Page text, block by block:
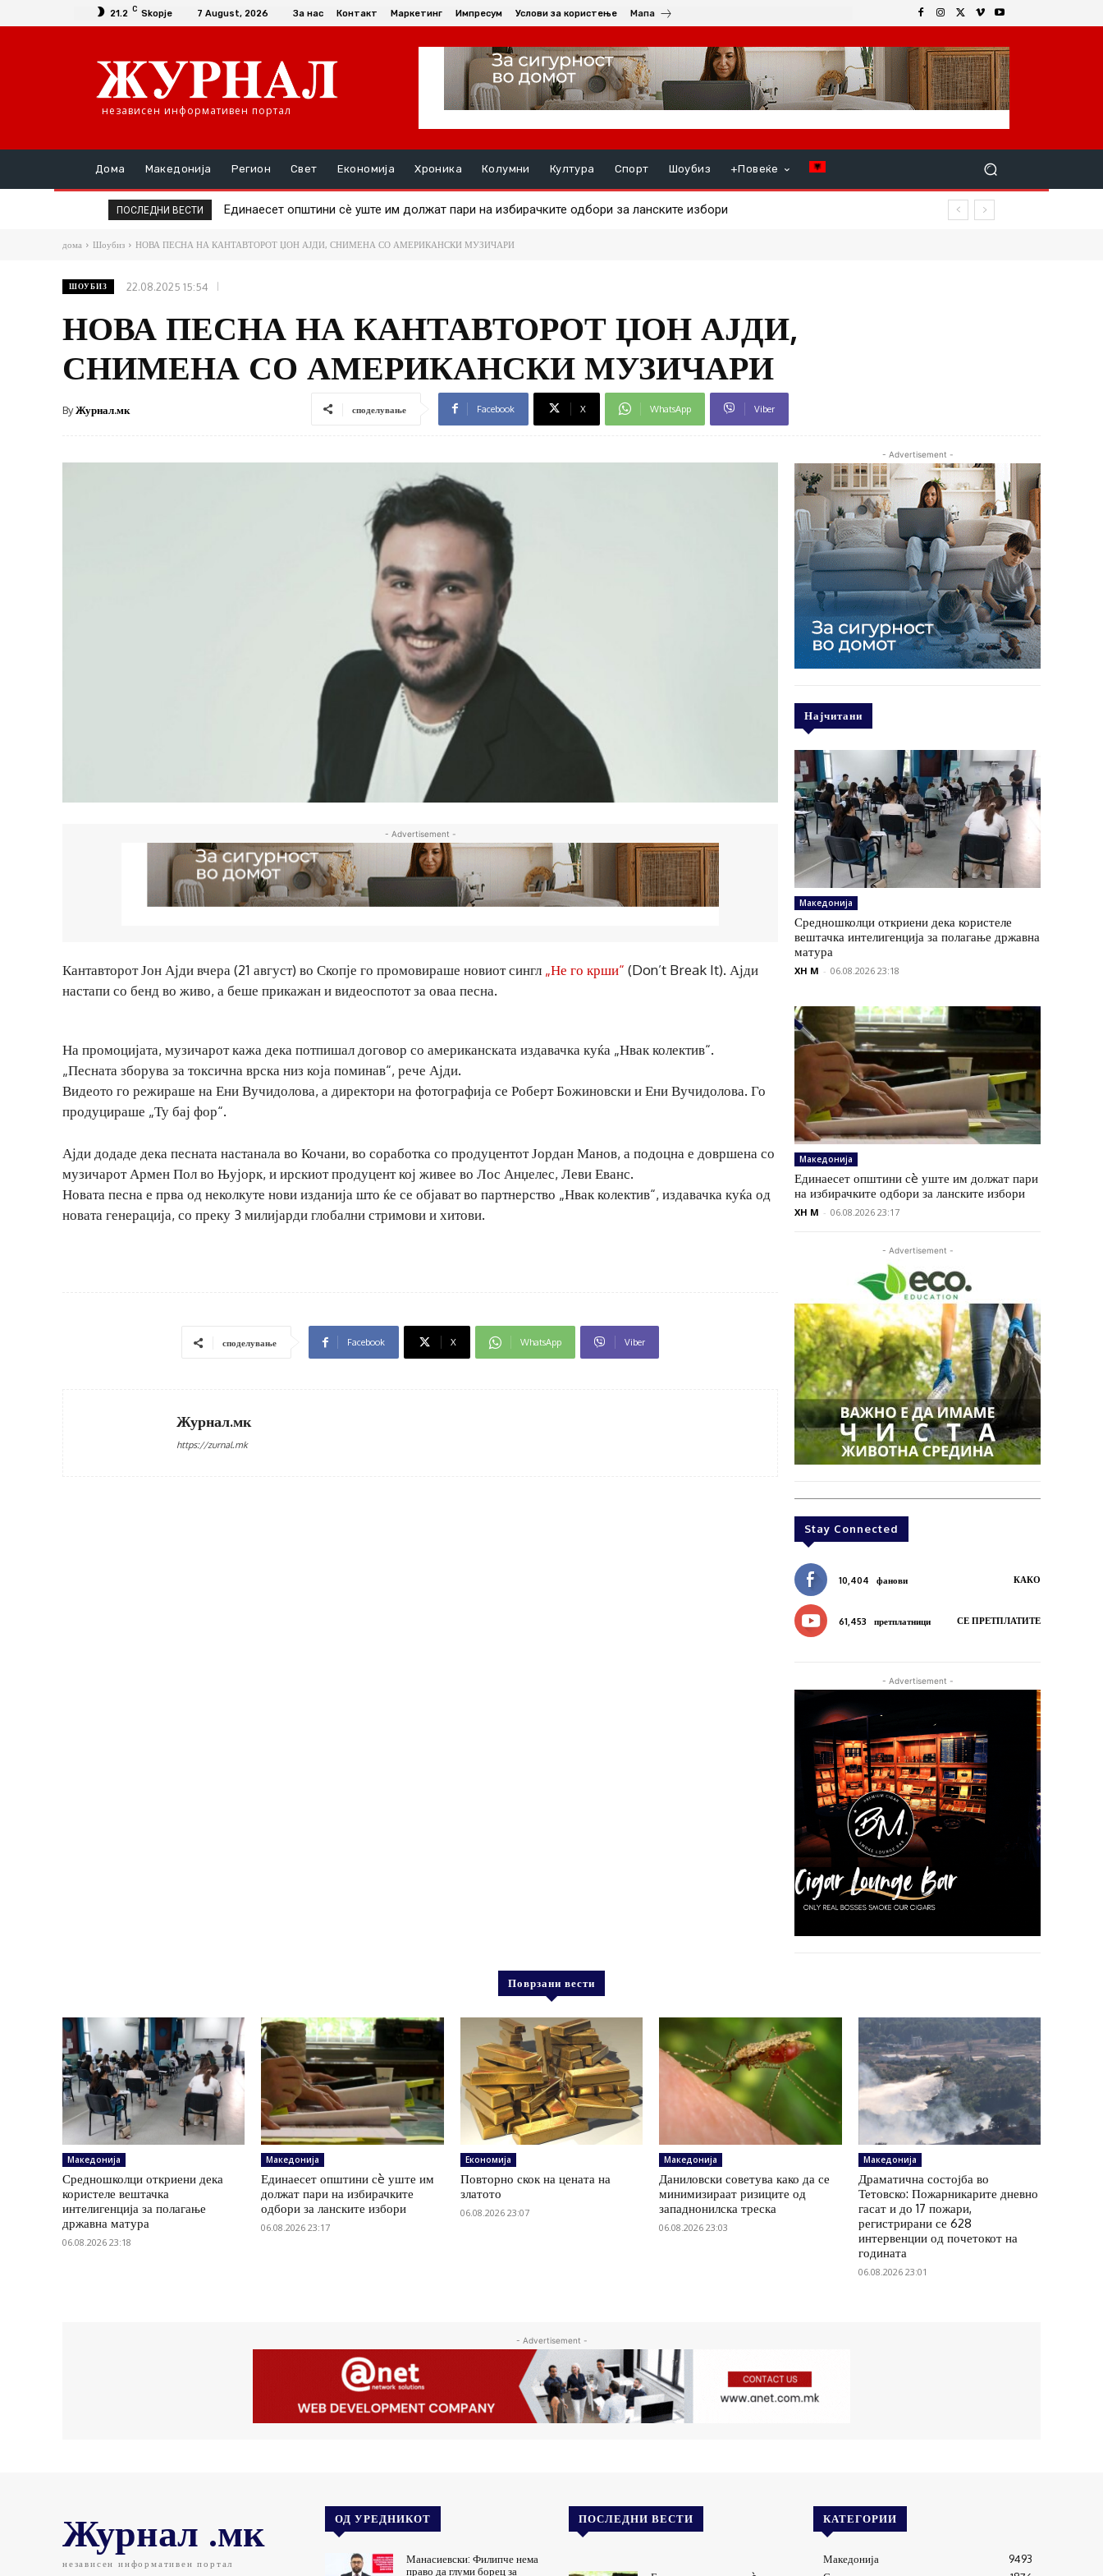
21.2 C Skopje 7 August, 2026 За нас Контакт Маркетинг Импресум Услови за користење Мапа
независен информативен портал
Дома Македонија Регион Свет Економија Хроника Колумни Култура Спорт Шоубиз +Повеќе
ПОСЛЕДНИ ВЕСТИ Единаесет општини сè уште им должат пари на избирачките одбори за ланските избори
Повторно скок на цената на златото
дома Шоубиз НОВА ПЕСНА НА КАНТАВТОРОТ ЏОН АЈДИ, СНИМЕНА СО АМЕРИКАНСКИ МУЗИЧАРИ
ШОУБИЗ 22.08.2025 15:54
НОВА ПЕСНА НА КАНТАВТОРОТ ЏОН АЈДИ,
СНИМЕНА СО АМЕРИКАНСКИ МУЗИЧАРИ
ByЖурнал.мк споделување Facebook X WhatsApp Viber
- Advertisement -
Кантавторот Јон Ајди вчера (21 август) во Скопје го промовираше новиот сингл „Не го крши“ (Don’t Break It). Ајди
настапи со бенд во живо, а беше прикажан и видеоспотот за оваа песна.
На промоцијата, музичарот кажа дека потпишал договор со американската издавачка куќа „Нвак колектив“.
„Песната зборува за токсична врска низ која поминав“, рече Ајди.
Видеото го режираше на Ени Вучидолова, а директори на фотографија се Роберт Божиновски и Ени Вучидолова. Го
продуцираше „Ту бај фор“.
Ајди додаде дека песната настанала во Кочани, во соработка со продуцентот Јордан Манов, а подоцна е довршена со
музичарот Армен Пол во Њујорк, и ирскиот продуцент кој живее во Лос Анџелес, Леви Еванс.
Новата песна е прва од неколкуте нови изданија што ќе се објават во партнерство „Нвак колектив“, издавачка куќа од
новата генерација, со преку 3 милијарди глобални стримови и хитови.
споделување Facebook X WhatsApp Viber
Журнал.мк
https://zurnal.mk
- Advertisement -
Најчитани
Македонија
Средношколци откриени дека користеле
вештачка интелигенција за полагање државна
матура
XH M - 06.08.2026 23:18
Македонија
Единаесет општини сè уште им должат пари
на избирачките одбори за ланските избори
XH M - 06.08.2026 23:17
- Advertisement -
Stay Connected
10,404 фанови КАКО
61,453 претплатници СЕ ПРЕТПЛАТИТЕ
- Advertisement -
Поврзани вести
Македонија
Средношколци откриени дека
користеле вештачка
интелигенција за полагање
државна матура
06.08.2026 23:18
Македонија
Единаесет општини сè уште им
должат пари на избирачките
одбори за ланските избори
06.08.2026 23:17
Економија
Повторно скок на цената на
златото
06.08.2026 23:07
Македонија
Даниловски советува како да се
минимизираат ризиците од
западнонилска треска
06.08.2026 23:03
Македонија
Драматична состојба во
Тетовско: Пожарникарите дневно
гасат и до 17 пожари,
регистрирани се 628
интервенции од почетокот на
годината
06.08.2026 23:01
- Advertisement -
Журнал .мк
независен информативен портал
ОД УРЕДНИКОТ
Манасиевски: Филипче нема
право да глуми борец за
ПОСЛЕДНИ ВЕСТИ КАТЕГОРИИ
Македонија
9493